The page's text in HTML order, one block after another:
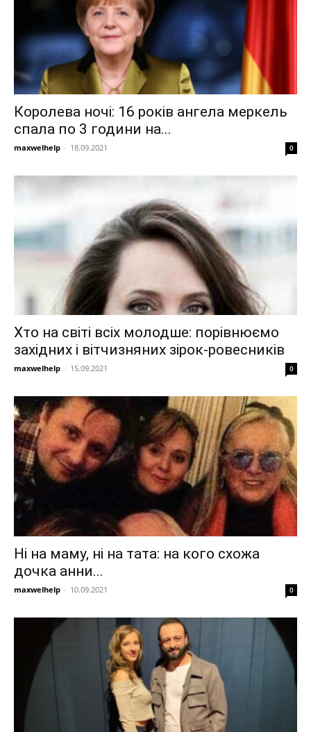
Королева ночі: 16 років ангела меркель
спала по 3 години на...
maxwelhelp - 18.09.2021 0
Хто на світі всіх молодше: порівнюємо
західних і вітчизняних зірок-ровесників
maxwelhelp - 15.09.2021 0
Ні на маму, ні на тата: на кого схожа
дочка анни...
maxwelhelp - 10.09.2021 0